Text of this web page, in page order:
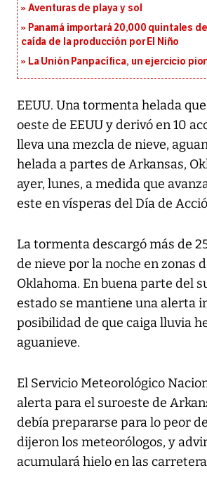
Aventuras de playa y sol
Panamá importará 20,000 quintales
caída de la producción por El Niño
La Unión Panpacífica, un ejercicio
EEUU. Una tormenta helada
oeste de EEUU y derivó en 10
lleva una mezcla de nieve,
helada a partes de Arkansas,
ayer, lunes, a medida que
este en vísperas del Día de
La tormenta descargó más de
de nieve por la noche en zonas
Oklahoma. En buena parte del
estado se mantiene una alerta
posibilidad de que caiga lluvia
aguanieve.
El Servicio Meteorológico
alerta para el suroeste de
debía prepararse para lo peor
dijeron los meteorólogos, y
acumulará hielo en las